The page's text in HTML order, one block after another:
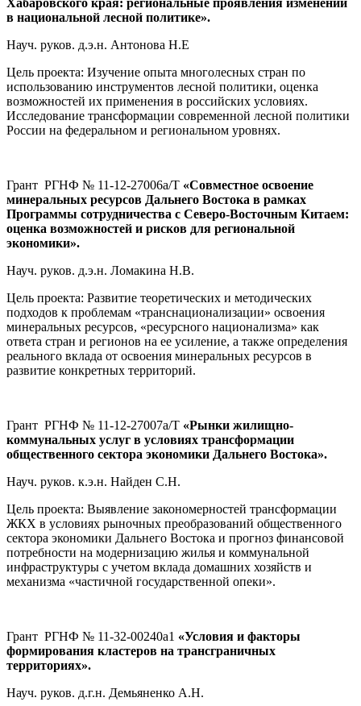
в национальной лесной политике».
Науч. руков. д.э.н. Антонова Н.Е
Цель проекта: Изучение опыта многолесных стран по
использованию инструментов лесной политики, оценка
возможностей их применения в российских условиях.
Исследование трансформации современной лесной политики
России на федеральном и региональном уровнях.
Грант РГНФ № 11-12-27006а/Т «Совместное освоение
минеральных ресурсов Дальнего Востока в рамках
Программы сотрудничества с Северо-Восточным Китаем:
оценка возможностей и рисков для региональной
экономики».
Науч. руков. д.э.н. Ломакина Н.В.
Цель проекта: Развитие теоретических и методических
подходов к проблемам «транснационализации» освоения
минеральных ресурсов, «ресурсного национализма» как
ответа стран и регионов на ее усиление, а также определения
реального вклада от освоения минеральных ресурсов в
развитие конкретных территорий.
Грант РГНФ № 11-12-27007а/Т «Рынки жилищно-
коммунальных услуг в условиях трансформации
общественного сектора экономики Дальнего Востока».
Науч. руков. к.э.н. Найден С.Н.
Цель проекта: Выявление закономерностей трансформации
ЖКХ в условиях рыночных преобразований общественного
сектора экономики Дальнего Востока и прогноз финансовой
потребности на модернизацию жилья и коммунальной
инфраструктуры с учетом вклада домашних хозяйств и
механизма «частичной государственной опеки».
Грант РГНФ № 11-32-00240а1 «Условия и факторы
формирования кластеров на трансграничных
территориях».
Науч. руков. д.г.н. Демьяненко А.Н.